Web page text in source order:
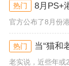
热门
热门 当“猫和